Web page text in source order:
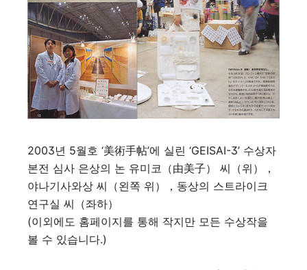
2003년 5월호 ‘美術手帖’에 실린 ‘GEISAI-3’ 수상자
본전 심사 은상의 논 유미코（由美子） 씨（위），
야나기사와상 씨（왼쪽 위），동상의 스트라이크
연구실 씨（좌하）
(이외에도 홈페이지를 통해 작지만 모든 수상작을
볼 수 있습니다.)